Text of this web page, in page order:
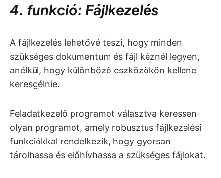
4. funkció: Fájlkezelés
A fájlkezelés lehetővé teszi, hogy minden
szükséges dokumentum és fájl kéznél legyen,
anélkül, hogy különböző eszközökön kellene
keresgélnie.
Feladatkezelő programot választva keressen
olyan programot, amely robusztus fájlkezelési
funkciókkal rendelkezik, hogy gyorsan
tárolhassa és előhívhassa a szükséges fájlokat.